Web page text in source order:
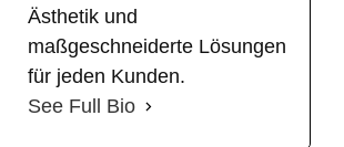
Ästhetik und
maßgeschneiderte Lösungen
für jeden Kunden.
See Full Bio